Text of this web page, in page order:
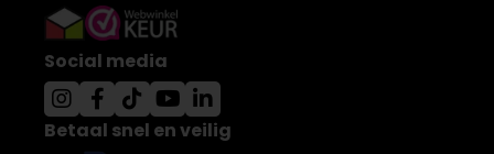
Social media
Betaal snel en veilig